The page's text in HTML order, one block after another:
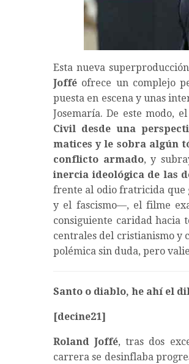
Esta nueva
Joffé ofrece un complejo
puesta en escena y unas
Josemaría. De este modo,
Civil desde una
matices y le sobra algún
conflicto armado, y
inercia ideológica de las
frente al odio fratricida que
y el fascismo—, el filme
consiguiente caridad hacia
centrales del cristianismo y
polémica sin duda, pero
Santo o diablo, he ahí el
[decine21]
Roland Joffé, tras dos
carrera se desinflaba